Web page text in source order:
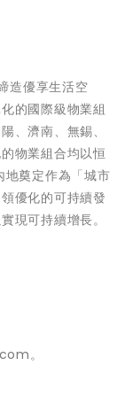
造優享生活空
的國際級物業組
、濟南、無錫、
物業組合均以恒
奠定作為「城市
優化的可持續發
現可持續增長。
。